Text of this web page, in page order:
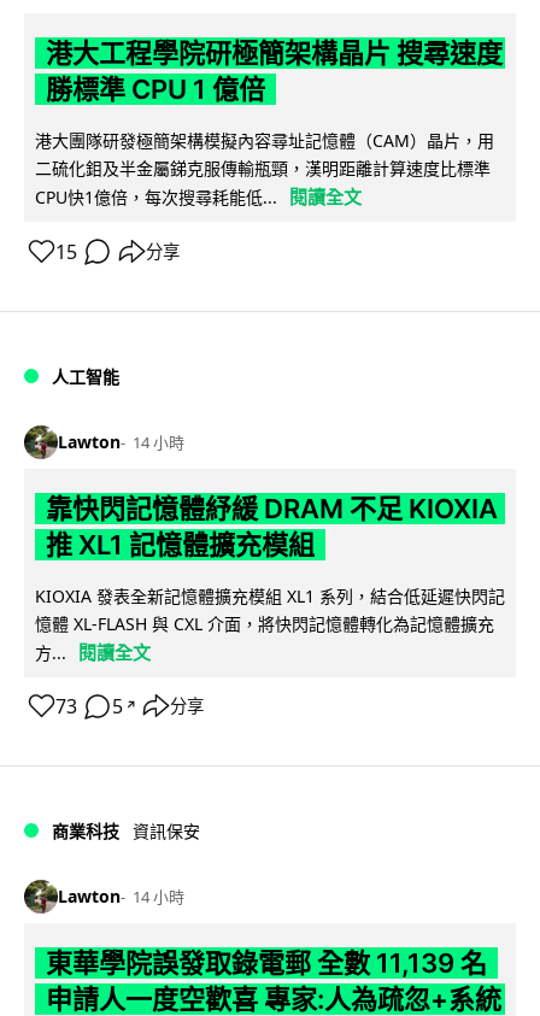
港大工程學院研極簡架構晶片 搜尋速度
勝標準 CPU 1 億倍
港大團隊研發極簡架構模擬內容尋址記憶體（CAM）晶片，用
二硫化鉬及半金屬銻克服傳輸瓶頸，漢明距離計算速度比標準
CPU快1億倍，每次搜尋耗能低...
閱讀全文
15 分享
人工智能
Lawton 14 小時
靠快閃記憶體紓緩 DRAM 不足 KIOXIA
推 XL1 記憶體擴充模組
KIOXIA 發表全新記憶體擴充模組 XL1 系列，結合低延遲快閃記
憶體 XL-FLASH 與 CXL 介面，將快閃記憶體轉化為記憶體擴充
方...
閱讀全文
73 5 ↗ 分享
商業科技 資訊保安
Lawton 14 小時
東華學院誤發取錄電郵 全數 11,139 名
申請人一度空歡喜 專家:人為疏忽+系統